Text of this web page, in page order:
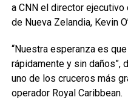
a CNN el director
de Nueva Zelandia, Kevin
“Nuestra esperanza es
rápidamente y sin daños”,
uno de los cruceros más
operador Royal Caribbean.